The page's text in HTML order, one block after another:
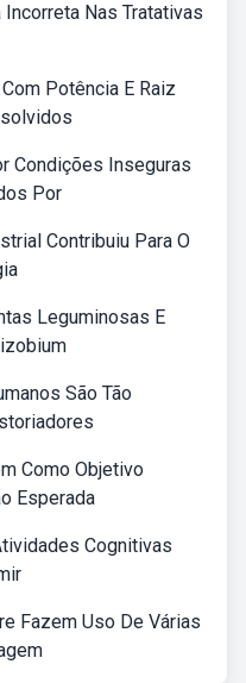
Nas Tratativas
Potência E Raiz
Condições Inseguras
Por
Contribuiu Para O
Leguminosas E
São Tão
Como Objetivo
Esperada
Cognitivas
Fazem Uso De Várias